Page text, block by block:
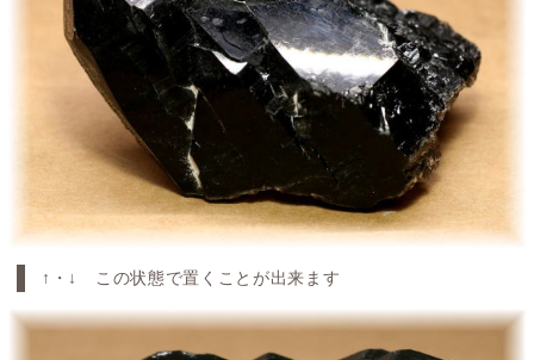
↑・↓ この状態で置くことが出来ます